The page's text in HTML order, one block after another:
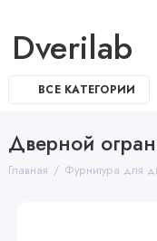
Dverilab
ВСЕ КАТЕГОРИИ
Дверной
Главная Фурнитура для